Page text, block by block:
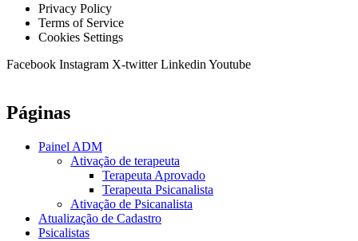
Privacy Policy
Terms of Service
Cookies Settings
Facebook Instagram X-twitter Linkedin Youtube
Páginas
Painel ADM
Ativação de terapeuta
Terapeuta Aprovado
Terapeuta Psicanalista
Ativação de Psicanalista
Atualização de Cadastro
Psicalistas